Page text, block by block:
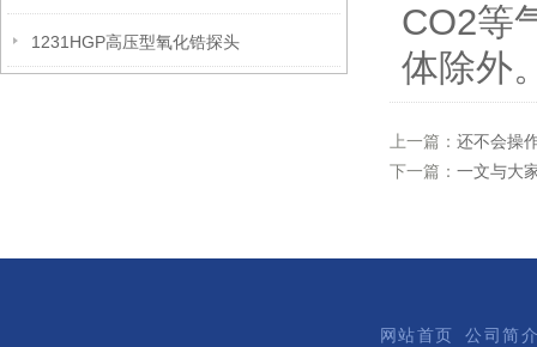
1231HGP高压型氧化锆探头
CO2等
体除外
上一篇： 还不会操
下一篇： 一文与大
网站首页 公司简